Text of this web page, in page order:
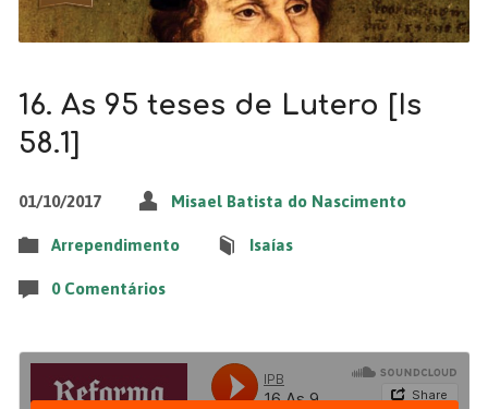
16. As 95 teses de Lutero [Is
58.1]
01/10/2017 Misael Batista do Nascimento
Arrependimento Isaías
0 Comentários